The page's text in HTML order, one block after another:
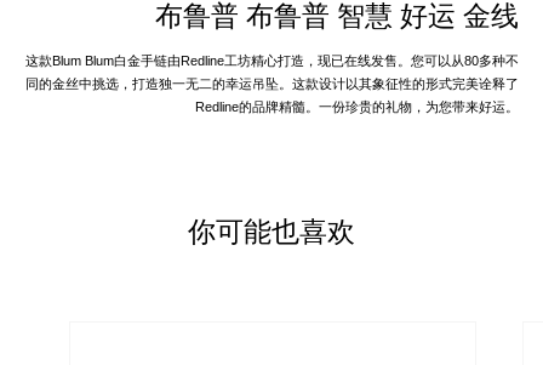
布鲁普 布鲁普 智慧 好运 金线
这款Blum Blum白金手链由Redline工坊精心打造，现已在线发售。您可以从80多种不
同的金丝中挑选，打造独一无二的幸运吊坠。这款设计以其象征性的形式完美诠释了
Redline的品牌精髓。一份珍贵的礼物，为您带来好运。
你可能也喜欢